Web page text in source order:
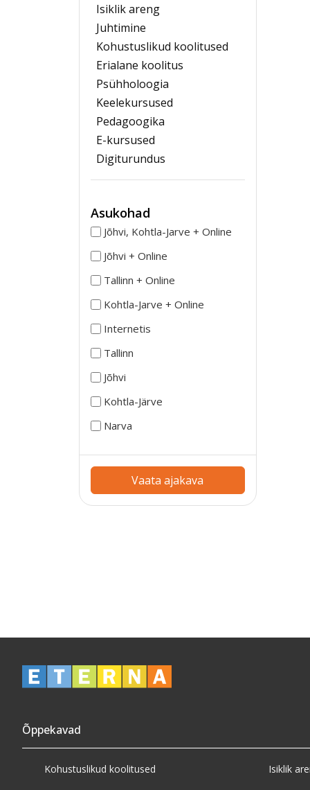
Isiklik areng
Juhtimine
Kohustuslikud koolitused
Erialane koolitus
Psühholoogia
Keelekursused
Pedagoogika
E-kursused
Digiturundus
Asukohad
Jõhvi, Kohtla-Jarve + Online
Jõhvi + Online
Tallinn + Online
Kohtla-Jarve + Online
Internetis
Tallinn
Jõhvi
Kohtla-Järve
Narva
Vaata ajakava
Õppekavad
Kohustuslikud koolitused
Isiklik